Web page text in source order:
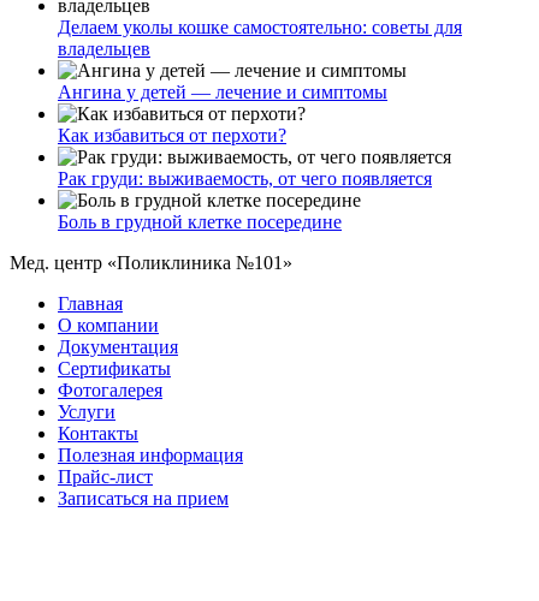
Делаем уколы кошке самостоятельно: советы для
владельцев
Ангина у детей — лечение и симптомы
Как избавиться от перхоти?
Рак груди: выживаемость, от чего появляется
Боль в грудной клетке посередине
Мед. центр «Поликлиника №101»
Главная
О компании
Документация
Сертификаты
Фотогалерея
Услуги
Контакты
Полезная информация
Прайс-лист
Записаться на прием